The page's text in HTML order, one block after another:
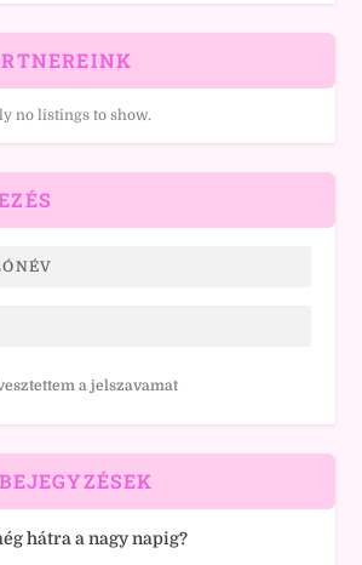
no listings to show.
a jelszavamat
hátra a nagy napig?